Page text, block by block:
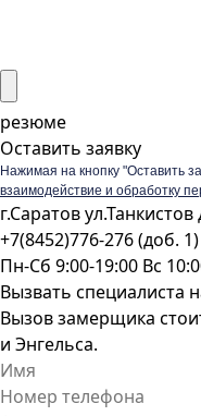
резюме
Оставить заявку
Нажимая на кнопку "Оставить
взаимодействие и обработку
г.Саратов ул.Танкистов
+7(8452)776-276 (доб. 1)
Пн-Сб 9:00-19:00 Вс
Вызвать специалиста
Вызов замерщика
и Энгельса.